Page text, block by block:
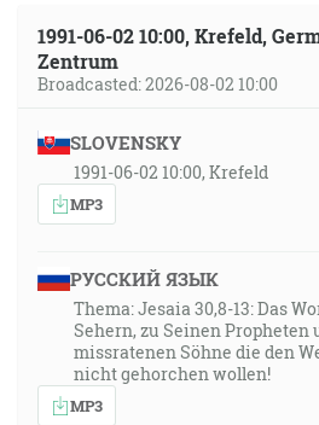
1991-06-02 10:00, Krefeld,
Zentrum
Broadcasted: 2026-08-02 10:00
SLOVENSKY
1991-06-02 10:00, Krefeld
MP3
РУССКИЙ ЯЗЫК
Thema: Jesaia 30,8-13: Das
Sehern, zu Seinen Propheten
missratenen Söhne die den
nicht gehorchen wollen!
MP3